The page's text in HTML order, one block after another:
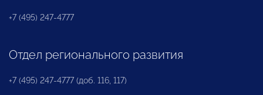
+7 (495) 247-4777
Отдел регионального развития
+7 (495) 247-4777 (доб. 116, 117)